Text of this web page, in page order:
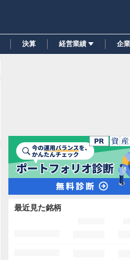
決算 経営業績 企
最近見た銘柄